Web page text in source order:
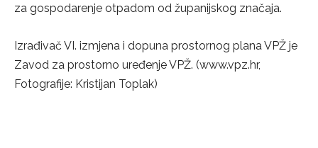
za gospodarenje otpadom od županijskog značaja.
Izrađivač VI. izmjena i dopuna prostornog plana VPŽ je
Zavod za prostorno uređenje VPŽ. (www.vpz.hr,
Fotografije: Kristijan Toplak)